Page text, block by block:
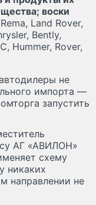
воски
Land Rover,
Bently,
Hummer, Rover,
не
импорта —
запустить
АГ «АВИЛОН»
схему
никаких
направлении не